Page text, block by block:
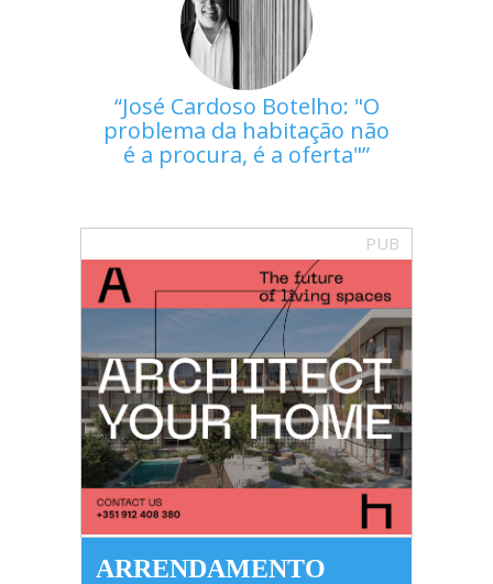
José Cardoso Botelho: "O
problema da habitação não
é a procura, é a oferta"
PUB
ARRENDAMENTO